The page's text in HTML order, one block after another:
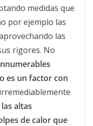
medidas que
por ejemplo las
las
rigores. No
es un factor con
altas
de calor que